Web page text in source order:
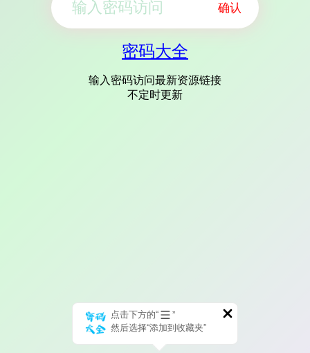
确认
密码大全
输入密码访问最新资源链接
不定时更新
点击下方的“
”
然后选择“添加到收藏夹”